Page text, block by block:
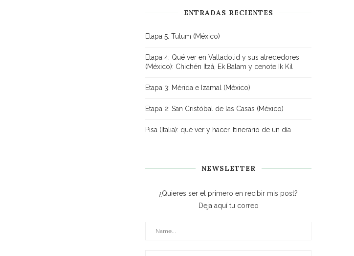
ENTRADAS RECIENTES
Etapa 5: Tulum (México)
Etapa 4: Qué ver en Valladolid y sus alrededores
(México): Chichén Itzá, Ek Balam y cenote Ik Kil
Etapa 3: Mérida e Izamal (México)
Etapa 2: San Cristóbal de las Casas (México)
Pisa (Italia): qué ver y hacer. Itinerario de un día
NEWSLETTER
¿Quieres ser el primero en recibir mis post?
Deja aquí tu correo